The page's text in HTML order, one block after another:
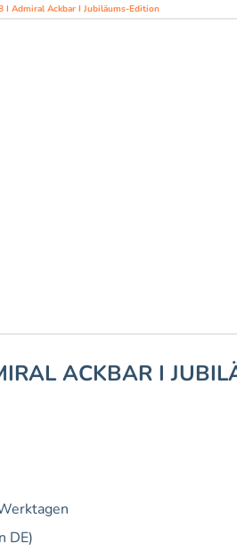
I Admiral Ackbar I Jubiläums-Edition
ACKBAR I
DE)